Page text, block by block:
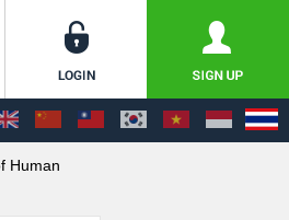
Human